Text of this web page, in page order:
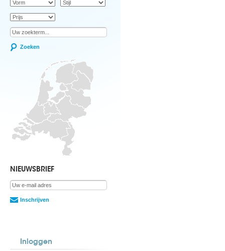
Zoeken
NIEUWSBRIEF
Inschrijven
Inloggen